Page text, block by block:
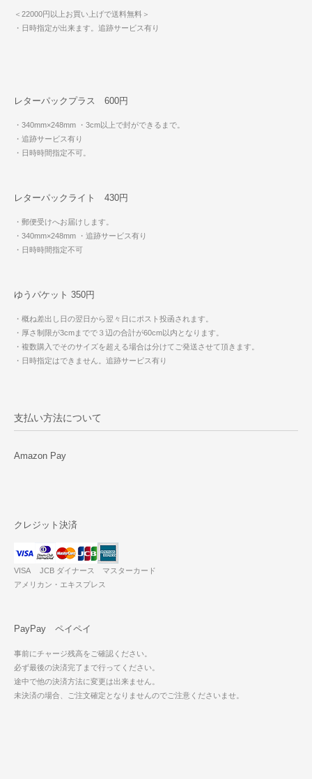
＜22000円以上お買い上げで送料無料＞
・日時指定が出来ます。追跡サービス有り
レターパックプラス 600円
・340mm×248mm ・3cm以上で封ができるまで。
・追跡サービス有り
・日時時間指定不可。
レターパックライト 430円
・郵便受けへお届けします。
・340mm×248mm ・追跡サービス有り
・日時時間指定不可
ゆうパケット 350円
・概ね差出し日の翌日から翌々日にポスト投函されます。
・厚さ制限が3cmまでで３辺の合計が60cm以内となります。
・複数購入でそのサイズを超える場合は分けてご発送させて頂きます。
・日時指定はできません。追跡サービス有り
支払い方法について
Amazon Pay
クレジット決済
VISA JCB ダイナース マスターカード
アメリカン・エキスプレス
PayPay ペイペイ
事前にチャージ残高をご確認ください。
必ず最後の決済完了まで行ってください。
途中で他の決済方法に変更は出来ません。
未決済の場合、ご注文確定となりませんのでご注意くださいませ。